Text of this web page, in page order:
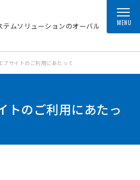
テムソリューションのオーバル MENU
ブサイトのご利用にあたって
トのご利用にあたっ